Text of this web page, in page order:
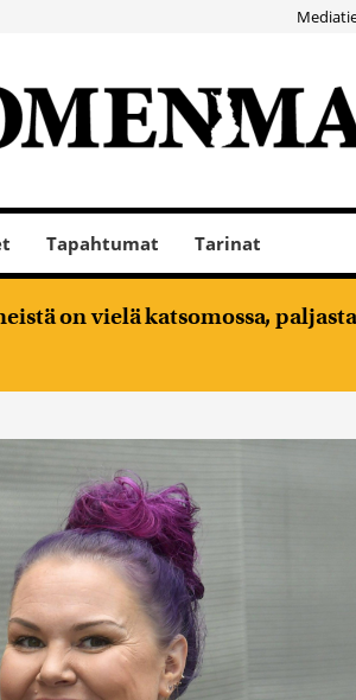
Tapahtumat Tarinat
on vielä katsomossa,